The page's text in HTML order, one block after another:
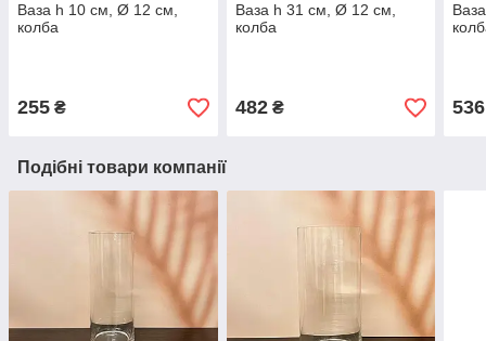
Ваза h 10 см, Ø 12 см,
колба
255 ₴
Ваза h 31 см, Ø 12 см,
колба
482₴ 536
Подібні товари компанії